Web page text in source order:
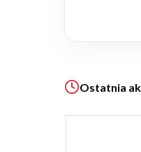
Ogrody
Ostatnia